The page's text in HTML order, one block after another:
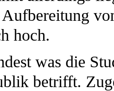
Aufbereitung
hoch.
was die
betrifft.